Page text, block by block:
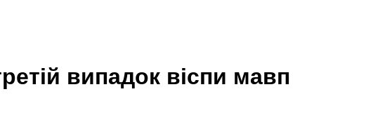
випадок віспи мавп